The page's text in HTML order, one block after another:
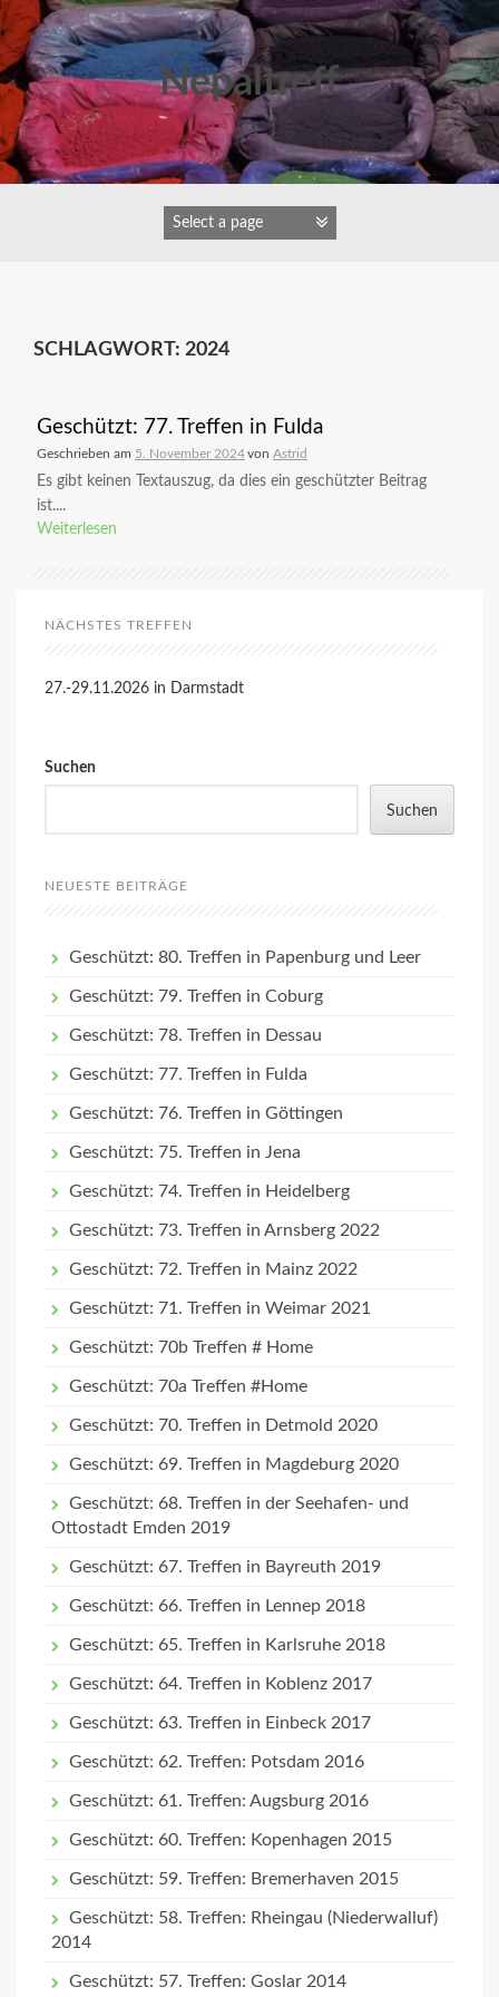
Zum
Inhalt
springen
Nepaltreff
SCHLAGWORT: 2024
Geschützt: 77. Treffen in Fulda
Geschrieben am 5. November 2024von Astrid
Es gibt keinen Textauszug, da dies ein geschützter Beitrag
ist....
Weiterlesen
NÄCHSTES TREFFEN
27.-29.11.2026 in Darmstadt
Suchen
Suchen
NEUESTE BEITRÄGE
Geschützt: 80. Treffen in Papenburg und Leer
Geschützt: 79. Treffen in Coburg
Geschützt: 78. Treffen in Dessau
Geschützt: 77. Treffen in Fulda
Geschützt: 76. Treffen in Göttingen
Geschützt: 75. Treffen in Jena
Geschützt: 74. Treffen in Heidelberg
Geschützt: 73. Treffen in Arnsberg 2022
Geschützt: 72. Treffen in Mainz 2022
Geschützt: 71. Treffen in Weimar 2021
Geschützt: 70b Treffen # Home
Geschützt: 70a Treffen #Home
Geschützt: 70. Treffen in Detmold 2020
Geschützt: 69. Treffen in Magdeburg 2020
Geschützt: 68. Treffen in der Seehafen- und
Ottostadt Emden 2019
Geschützt: 67. Treffen in Bayreuth 2019
Geschützt: 66. Treffen in Lennep 2018
Geschützt: 65. Treffen in Karlsruhe 2018
Geschützt: 64. Treffen in Koblenz 2017
Geschützt: 63. Treffen in Einbeck 2017
Geschützt: 62. Treffen: Potsdam 2016
Geschützt: 61. Treffen: Augsburg 2016
Geschützt: 60. Treffen: Kopenhagen 2015
Geschützt: 59. Treffen: Bremerhaven 2015
Geschützt: 58. Treffen: Rheingau (Niederwalluf)
2014
Geschützt: 57. Treffen: Goslar 2014